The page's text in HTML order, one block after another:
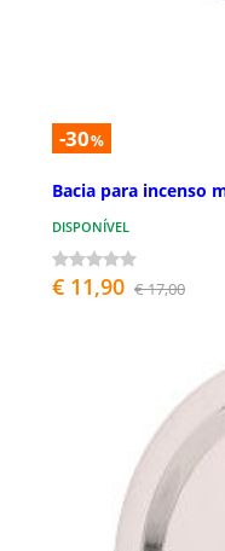
-30%
Bacia para incenso
DISPONÍVEL
€ 11,90 € 17,00